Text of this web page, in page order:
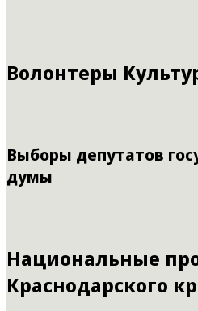
Волонтеры
Выборы депутатов
думы
Национальные
Краснодарского